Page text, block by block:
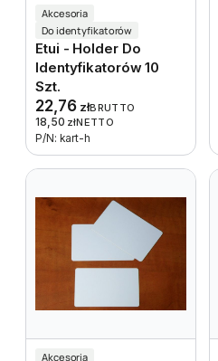
Akcesoria
Do identyfikatorów
Etui - Holder Do
Identyfikatorów 10
Szt.
22,76 złBRUTTO
18,50 złNETTO
P/N: kart-h
Akcesoria